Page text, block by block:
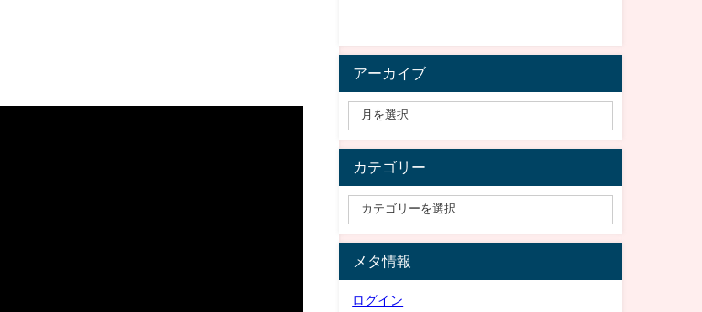
アーカイブ
カテゴリー
メタ情報
ログイン